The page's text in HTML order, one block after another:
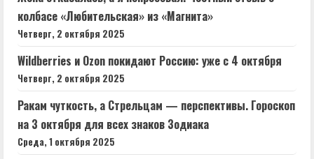
колбасе «Любительская» из «Магнита»
Четверг, 2 октября 2025
Wildberries и Ozon покидают Россию: уже с 4 октября
Четверг, 2 октября 2025
Ракам чуткость, а Стрельцам — перспективы. Гороскоп
на 3 октября для всех знаков Зодиака
Среда, 1 октября 2025